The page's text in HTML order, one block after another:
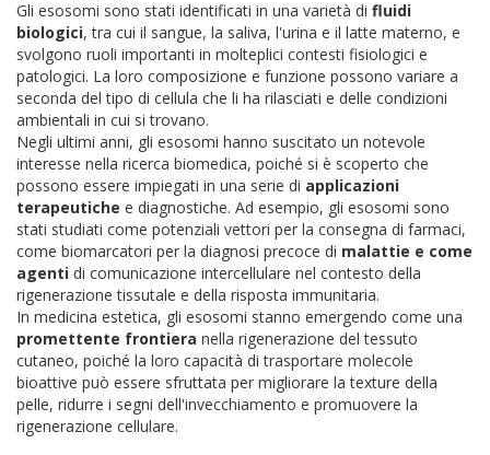
Gli esosomi sono stati identificati in una varietà di fluidi
biologici, tra cui il sangue, la saliva, l'urina e il latte materno, e
svolgono ruoli importanti in molteplici contesti fisiologici e
patologici. La loro composizione e funzione possono variare a
seconda del tipo di cellula che li ha rilasciati e delle condizioni
ambientali in cui si trovano.
Negli ultimi anni, gli esosomi hanno suscitato un notevole
interesse nella ricerca biomedica, poiché si è scoperto che
possono essere impiegati in una serie di applicazioni
terapeutiche e diagnostiche. Ad esempio, gli esosomi sono
stati studiati come potenziali vettori per la consegna di farmaci,
come biomarcatori per la diagnosi precoce di malattie e come
agenti di comunicazione intercellulare nel contesto della
rigenerazione tissutale e della risposta immunitaria.
In medicina estetica, gli esosomi stanno emergendo come una
promettente frontiera nella rigenerazione del tessuto
cutaneo, poiché la loro capacità di trasportare molecole
bioattive può essere sfruttata per migliorare la texture della
pelle, ridurre i segni dell'invecchiamento e promuovere la
rigenerazione cellulare.